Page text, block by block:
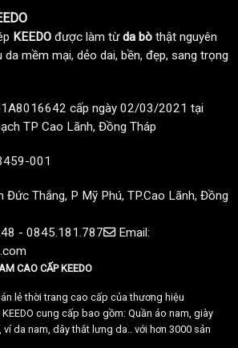
KEEDO được làm từda bò thật nguyên
da mềm mại, dẻo dai, bền, đẹp, sang trọng
cấp ngày 02/03/2021 tại
TP Cao Lãnh, Đồng Tháp
001
Đức Thắng, P Mỹ Phú, TP.Cao Lãnh, Đồng
- 0845.181.787
Email:
CAO CẤP KEEDO
lẻ thời trang cao cấp của thương hiệu
KEEDO cung cấp bao gồm: Quần áo nam, giày
da nam, dây thắt lưng da.. với hơn 3000 sản